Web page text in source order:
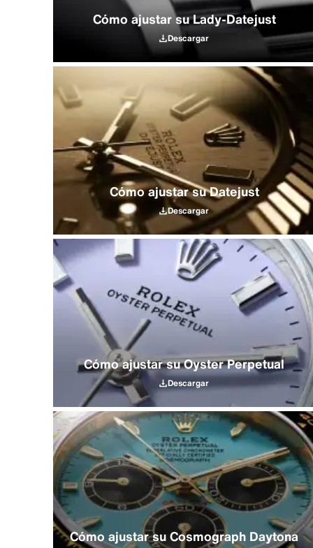
Cómo ajustar su Lady‑Datejust
Descargar
Cómo ajustar su Datejust
Descargar
Cómo ajustar su Oyster Perpetual
Descargar
Cómo ajustar su Cosmograph Daytona